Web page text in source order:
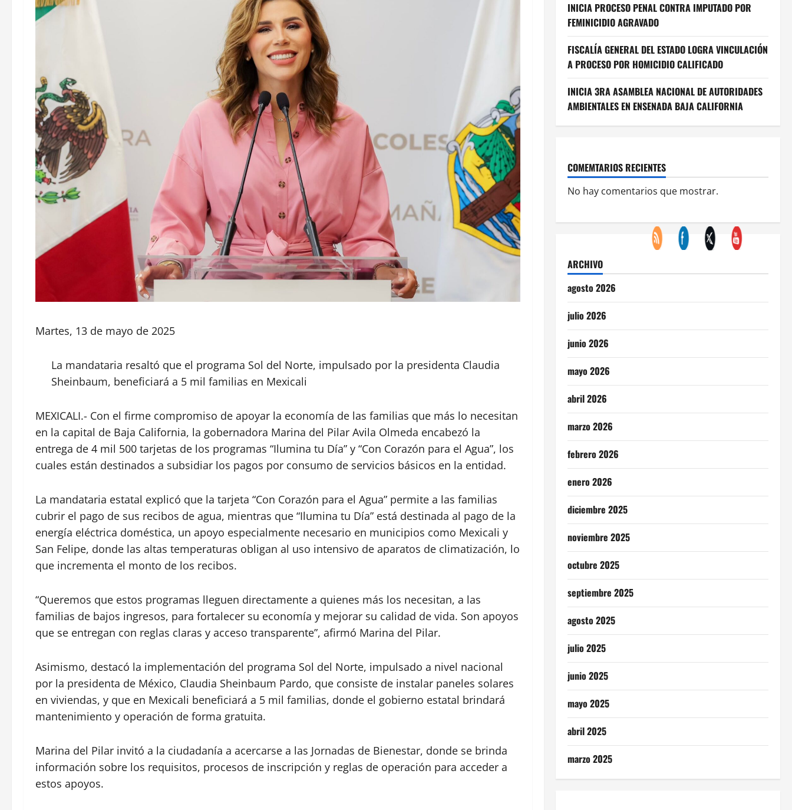
Martes, 13 de mayo de 2025
La mandataria resaltó que el programa Sol del Norte, impulsado por la presidenta Claudia
Sheinbaum, beneficiará a 5 mil familias en Mexicali
MEXICALI.- Con el firme compromiso de apoyar la economía de las familias que más lo necesitan
en la capital de Baja California, la gobernadora Marina del Pilar Avila Olmeda encabezó la
entrega de 4 mil 500 tarjetas de los programas “Ilumina tu Día” y “Con Corazón para el Agua”, los
cuales están destinados a subsidiar los pagos por consumo de servicios básicos en la entidad.
La mandataria estatal explicó que la tarjeta “Con Corazón para el Agua” permite a las familias
cubrir el pago de sus recibos de agua, mientras que “Ilumina tu Día” está destinada al pago de la
energía eléctrica doméstica, un apoyo especialmente necesario en municipios como Mexicali y
San Felipe, donde las altas temperaturas obligan al uso intensivo de aparatos de climatización, lo
que incrementa el monto de los recibos.
“Queremos que estos programas lleguen directamente a quienes más los necesitan, a las
familias de bajos ingresos, para fortalecer su economía y mejorar su calidad de vida. Son apoyos
que se entregan con reglas claras y acceso transparente”, afirmó Marina del Pilar.
Asimismo, destacó la implementación del programa Sol del Norte, impulsado a nivel nacional
por la presidenta de México, Claudia Sheinbaum Pardo, que consiste de instalar paneles solares
en viviendas, y que en Mexicali beneficiará a 5 mil familias, donde el gobierno estatal brindará
mantenimiento y operación de forma gratuita.
Marina del Pilar invitó a la ciudadanía a acercarse a las Jornadas de Bienestar, donde se brinda
información sobre los requisitos, procesos de inscripción y reglas de operación para acceder a
estos apoyos.
INICIA PROCESO PENAL CONTRA IMPUTADO POR
FEMINICIDIO AGRAVADO
FISCALÍA GENERAL DEL ESTADO LOGRA VINCULACIÓN
A PROCESO POR HOMICIDIO CALIFICADO
INICIA 3RA ASAMBLEA NACIONAL DE AUTORIDADES
AMBIENTALES EN ENSENADA BAJA CALIFORNIA
COMEMTARIOS RECIENTES
No hay comentarios que mostrar.
ARCHIVO
agosto 2026
julio 2026
junio 2026
mayo 2026
abril 2026
marzo 2026
febrero 2026
enero 2026
diciembre 2025
noviembre 2025
octubre 2025
septiembre 2025
agosto 2025
julio 2025
junio 2025
mayo 2025
abril 2025
marzo 2025